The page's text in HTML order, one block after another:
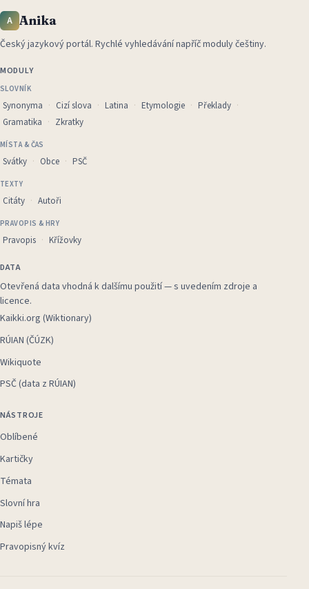
A Anika
Český jazykový portál. Rychlé vyhledávání napříč moduly češtiny.
MODULY
SLOVNÍK
Synonyma Cizí slova Latina Etymologie
Překlady
Gramatika
Zkratky
MÍSTA & ČAS
Svátky Obce PSČ
TEXTY
Citáty Autoři
PRAVOPIS & HRY
Pravopis Křížovky
DATA
Otevřená data vhodná k dalšímu použití — s uvedením zdroje a
licence.
Kaikki.org (Wiktionary)
RÚIAN (ČÚZK)
Wikiquote
PSČ (data z RÚIAN)
NÁSTROJE
Oblíbené
Kartičky
Témata
Slovní hra
Napiš lépe
Pravopisný kvíz